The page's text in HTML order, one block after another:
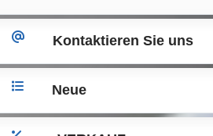
Kontaktieren Sie uns
Neue